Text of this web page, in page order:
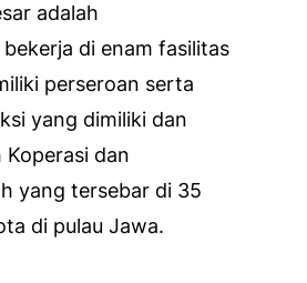
adalah
di enam fasilitas
perseroan serta
yang dimiliki dan
dan
yang tersebar di 35
di pulau Jawa.